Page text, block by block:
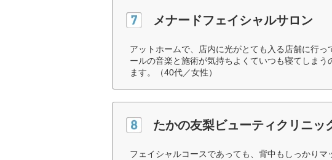
メナードフェイシャルサロン
アットホームで、店内に光がとても入る店舗に行
ールの音楽と施術が気持ちよくていつも寝てしま
ます。（40代／女性）
たかの友梨ビューティクリニッ
フェイシャルコースであっても、背中もしっかり